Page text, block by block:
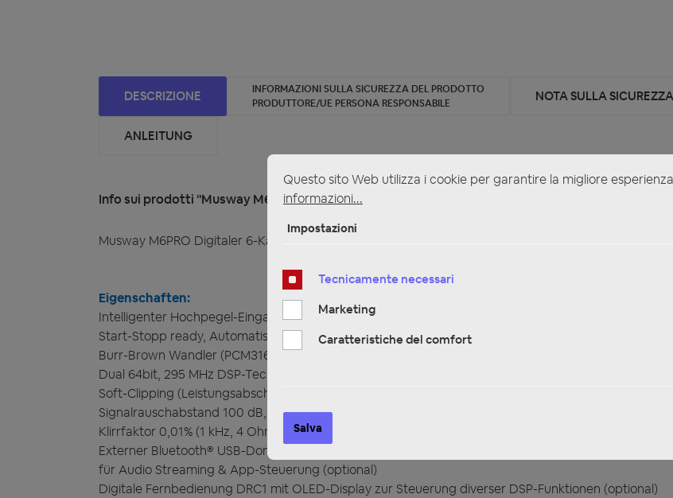
DESCRIZIONE
INFORMAZIONI SULLA SICUREZZA DEL PRODOTTO
PRODUTTORE/UE PERSONA RESPONSABILE
NOTA SULLA
ANLEITUNG
Info sui prodotti "Musway M6PRO Digitaler 6-Kanal Verstärker mit 10-Kanal DSP 1200 Watt"
Musway M6PRO Digitaler 6-Kanal Verstärker mit 10-Kanal DSP 1200 Watt
Eigenschaften:
Intelligenter Hochpegel-Eingang mit EPS (Error Protection System)
Start-Stopp ready, Automatische Einschaltfunktion
Burr-Brown Wandler (PCM3168A) und Analog Devices DSP (ADAU1452)
Dual 64bit, 295 MHz DSP-Technologie, steuerbar über DSP Software und Smartphone App
Soft-Clipping (Leistungsabschwächung) im 2 Ohm-Betrieb
Signalrauschabstand 100 dB, Frequenzgang 10 Hz – 22,5 kHz (-3 dB)
Klirrfaktor 0,01% (1 kHz, 4 Ohm, 10 W)
Externer Bluetooth® USB-Dongle BTS, BTS-HD & BTA2
für Audio Streaming & App-Steuerung (optional)
Digitale Fernbedienung DRC1 mit OLED-Display zur Steuerung diverser DSP-Funktionen (optional)
Questo sito Web utilizza i cookie per garantire la migliore
informazioni...
Impostazioni
Tecnicamente necessari
Marketing
Caratteristiche del comfort
Salva